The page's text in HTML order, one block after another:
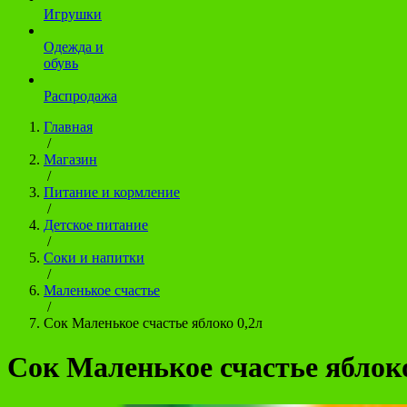
Игрушки
Одежда и
обувь
Распродажа
Главная
/
Магазин
/
Питание и кормление
/
Детское питание
/
Соки и напитки
/
Маленькое счастье
/
Сок Маленькое счастье яблоко 0,2л
Сок Маленькое счастье